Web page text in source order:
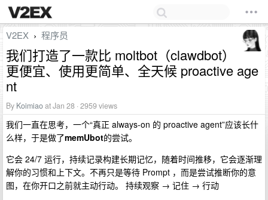
V2EX › 程序员
我们打造了一款比 moltbot（clawdbot）
更便宜、使用更简单、全天候 proactive age
nt
By Koimiaoat Jan 28 · 2959 views
我们一直在思考，一个“真正 always-on 的 proactive agent”应该长什
么样，于是做了memUbot的尝试。
它会 24/7 运行，持续记录构建长期记忆，随着时间推移，它会逐渐理
解你的习惯和上下文。不再只是等待 Prompt ，而是尝试推断你的意
图，在你开口之前就主动行动。 持续观察 → 记住 → 行动